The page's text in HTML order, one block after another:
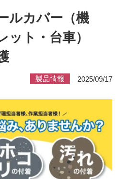
ルカバー（機
ット・台車）
製品情報 2025/09/17